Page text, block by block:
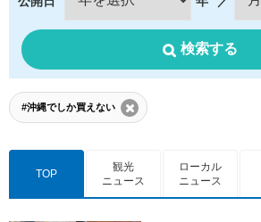
検索する
#沖縄でしか買えない
TOP
観光
ニュース
ローカル
ニュース